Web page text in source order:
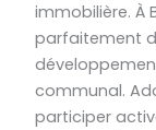
immobilière. À
parfaitement
communal.
participer